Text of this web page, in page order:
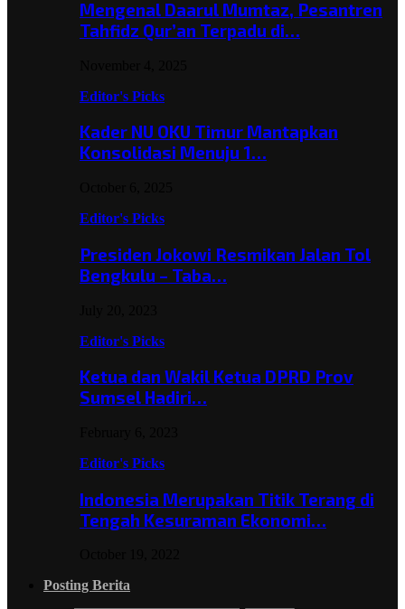
Mengenal Daarul Mumtaz, Pesantren
Tahfidz Qur’an Terpadu di…
Editor's Picks
Kader NU OKU Timur Mantapkan
Konsolidasi Menuju 1…
Editor's Picks
Presiden Jokowi Resmikan Jalan Tol
Bengkulu – Taba…
Editor's Picks
Ketua dan Wakil Ketua DPRD Prov
Sumsel Hadiri…
Editor's Picks
Indonesia Merupakan Titik Terang di
Tengah Kesuraman Ekonomi…
Posting Berita